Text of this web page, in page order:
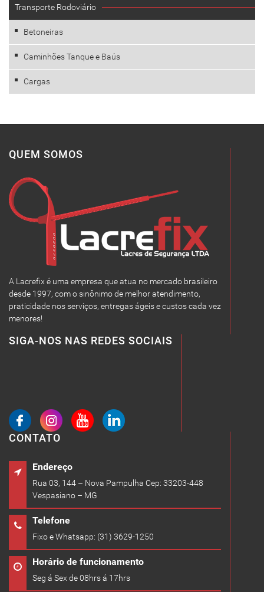
Transporte Rodoviário
Betoneiras
Caminhões Tanque e Baús
Cargas
QUEM SOMOS
A Lacrefix é uma empresa que atua no mercado brasileiro
desde 1997, com o sinônimo de melhor atendimento,
praticidade nos serviços, entregas ágeis e custos cada vez
menores!
SIGA-NOS NAS REDES SOCIAIS
CONTATO
Endereço
Rua 03, 144 – Nova Pampulha Cep: 33203-448
Vespasiano – MG
Telefone
Fixo e Whatsapp: (31) 3629-1250
Horário de funcionamento
Seg á Sex de 08hrs á 17hrs